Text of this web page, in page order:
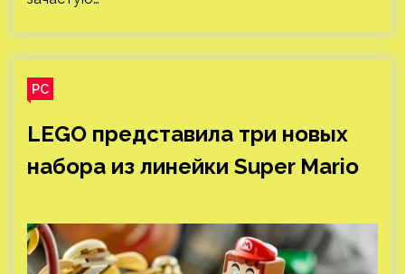
PC
LEGO представила три новых
набора из линейки Super Mario